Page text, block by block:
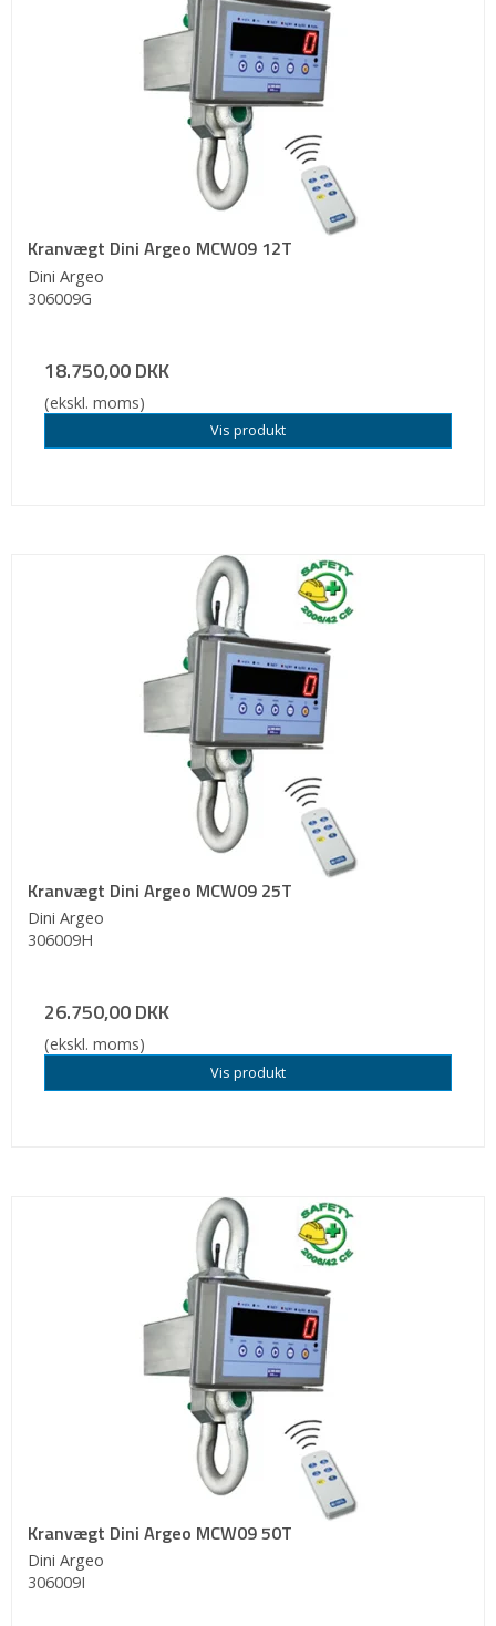
Kranvægt Dini Argeo MCW09 12T
Dini Argeo
306009G
18.750,00 DKK
(ekskl. moms)
Vis produkt
Kranvægt Dini Argeo MCW09 25T
Dini Argeo
306009H
26.750,00 DKK
(ekskl. moms)
Vis produkt
Kranvægt Dini Argeo MCW09 50T
Dini Argeo
306009I